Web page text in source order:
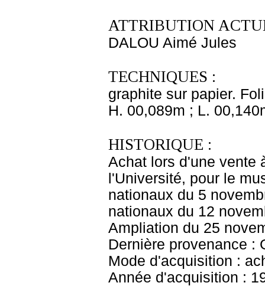
ATTRIBUTION
DALOU Aimé Jules
TECHNIQUES :
graphite sur papier.
H. 00,089m ; L.
HISTORIQUE :
Achat lors d'une vente
l'Université, pour le
nationaux du 5
nationaux du 12
Ampliation du 25
Dernière provenance :
Mode d'acquisition :
Année d'acquisition :